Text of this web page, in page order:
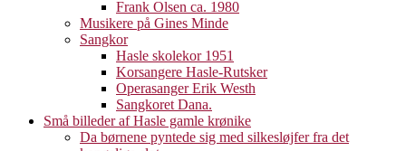
Frank Olsen ca. 1980
Musikere på Gines Minde
Sangkor
Hasle skolekor 1951
Korsangere Hasle-Rutsker
Operasanger Erik Westh
Sangkoret Dana.
Små billeder af Hasle gamle krønike
Da børnene pyntede sig med silkesløjfer fra det